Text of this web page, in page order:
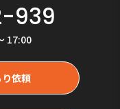
939
17:00
依頼